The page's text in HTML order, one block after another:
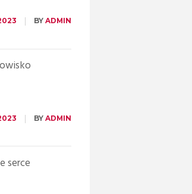
BY ADMIN
BY ADMIN
serce